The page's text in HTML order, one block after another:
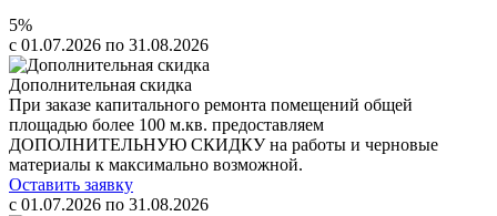
5%
c 01.07.2026 по 31.08.2026
Дополнительная скидка
При заказе капитального ремонта помещений общей
площадью более 100 м.кв. предоставляем
ДОПОЛНИТЕЛЬНУЮ СКИДКУ на работы и черновые
материалы к максимально возможной.
Оставить заявку
c 01.07.2026 по 31.08.2026